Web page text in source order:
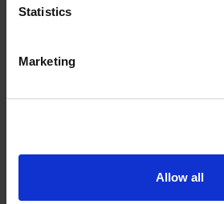
Statistics
Marketing
Allow all
Kontakt